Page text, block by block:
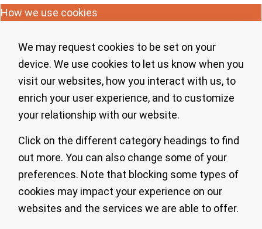
How we use cookies
We may request cookies to be set on your
device. We use cookies to let us know when you
visit our websites, how you interact with us, to
enrich your user experience, and to customize
your relationship with our website.
Click on the different category headings to find
out more. You can also change some of your
preferences. Note that blocking some types of
cookies may impact your experience on our
websites and the services we are able to offer.